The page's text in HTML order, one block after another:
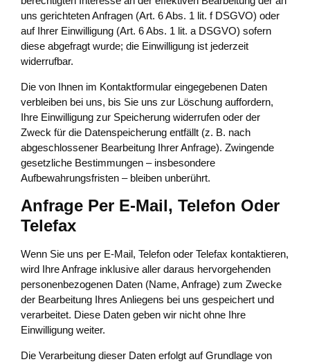
uns gerichteten Anfragen (Art. 6 Abs. 1 lit. f DSGVO) oder
auf Ihrer Einwilligung (Art. 6 Abs. 1 lit. a DSGVO) sofern
diese abgefragt wurde; die Einwilligung ist jederzeit
widerrufbar.
Die von Ihnen im Kontaktformular eingegebenen Daten
verbleiben bei uns, bis Sie uns zur Löschung auffordern,
Ihre Einwilligung zur Speicherung widerrufen oder der
Zweck für die Datenspeicherung entfällt (z. B. nach
abgeschlossener Bearbeitung Ihrer Anfrage). Zwingende
gesetzliche Bestimmungen – insbesondere
Aufbewahrungsfristen – bleiben unberührt.
Anfrage Per E-Mail, Telefon Oder
Telefax
Wenn Sie uns per E-Mail, Telefon oder Telefax kontaktieren,
wird Ihre Anfrage inklusive aller daraus hervorgehenden
personenbezogenen Daten (Name, Anfrage) zum Zwecke
der Bearbeitung Ihres Anliegens bei uns gespeichert und
verarbeitet. Diese Daten geben wir nicht ohne Ihre
Einwilligung weiter.
Die Verarbeitung dieser Daten erfolgt auf Grundlage von